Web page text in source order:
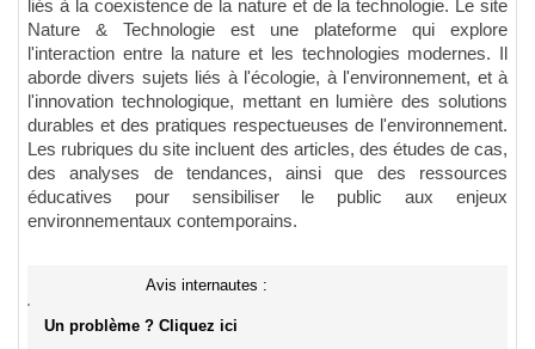
liés à la coexistence de la nature et de la technologie. Le site
Nature & Technologie est une plateforme qui explore
l'interaction entre la nature et les technologies modernes. Il
aborde divers sujets liés à l'écologie, à l'environnement, et à
l'innovation technologique, mettant en lumière des solutions
durables et des pratiques respectueuses de l'environnement.
Les rubriques du site incluent des articles, des études de cas,
des analyses de tendances, ainsi que des ressources
éducatives pour sensibiliser le public aux enjeux
environnementaux contemporains.
Avis internautes :
Un problème ? Cliquez ici